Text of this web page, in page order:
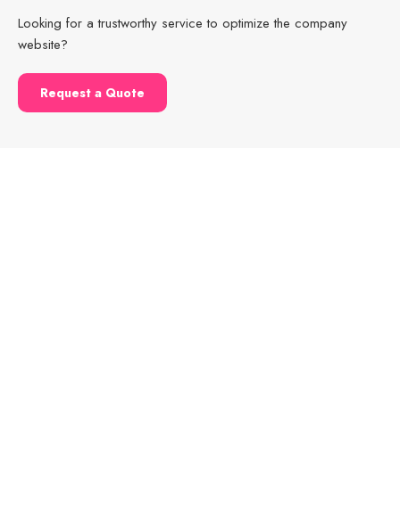
Looking for a trustworthy service to optimize the company
website?
Request a Quote